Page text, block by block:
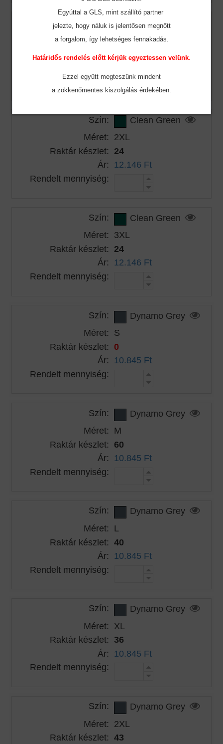
Szín:
Clean Green
Méret: XL
Raktár készlet:
30
Rendelt mennyiség:
Szín:
Clean Green
Méret: 2XL
Raktár készlet: 24
Ár: 12.146 Ft
Rendelt mennyiség:
Szín:
Clean Green
Méret: 3XL
Raktár készlet: 24
Ár: 12.146 Ft
Rendelt mennyiség:
Szín:
Dynamo Grey
Méret: S
Raktár készlet: 0
Ár: 10.845 Ft
Rendelt mennyiség:
Szín:
Dynamo Grey
Méret: M
Raktár készlet: 60
Ár: 10.845 Ft
Rendelt mennyiség:
Szín:
Dynamo Grey
Méret: L
Raktár készlet: 40
Ár: 10.845 Ft
Rendelt mennyiség:
Szín:
Dynamo Grey
Méret: XL
Raktár készlet: 36
Ár: 10.845 Ft
Rendelt mennyiség:
Szín:
Dynamo Grey
Méret: 2XL
Raktár készlet: 43
Egyúttal a GLS, mint szállító partner
jelezte, hogy náluk is jelentősen megnőtt
a forgalom, így lehetséges fennakadás.
Határidős rendelés előtt kérjük egyeztessen velünk.
Ezzel együtt megteszünk mindent
a zökkenőmentes kiszolgálás érdekében.